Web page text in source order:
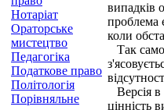
Нотаріат
Ораторське
мистецтво
Педагогіка
Податкове право
Політологія
Порівняльне
випадків
проблема
коли
Так
Версія в
цінність